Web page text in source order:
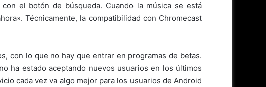
el botón de búsqueda. Cuando la música se está
Técnicamente, la compatibilidad con Chromecast
con lo que no hay que entrar en programas de betas.
ha estado aceptando nuevos usuarios en los últimos
cada vez va algo mejor para los usuarios de Android